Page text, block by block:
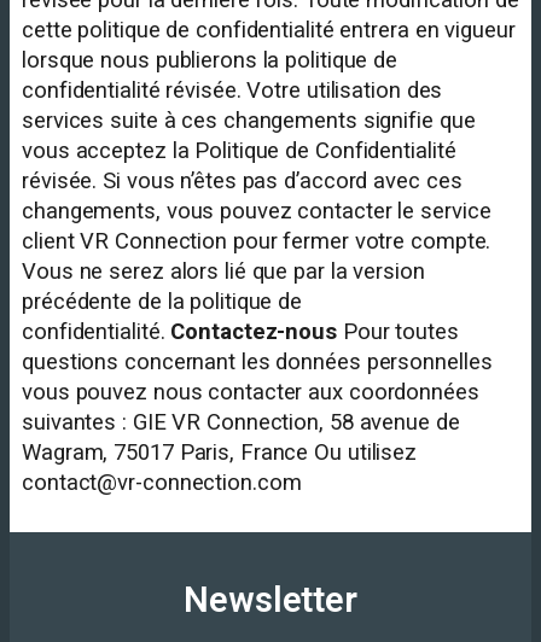
cette politique de confidentialité entrera en vigueur
lorsque nous publierons la politique de
confidentialité révisée. Votre utilisation des
services suite à ces changements signifie que
vous acceptez la Politique de Confidentialité
révisée. Si vous n’êtes pas d’accord avec ces
changements, vous pouvez contacter le service
client VR Connection pour fermer votre compte.
Vous ne serez alors lié que par la version
précédente de la politique de
confidentialité. Contactez-nousPour toutes
questions concernant les données personnelles
vous pouvez nous contacter aux coordonnées
suivantes : GIE VR Connection, 58 avenue de
Wagram, 75017 Paris, France Ou utilisez
contact@vr-connection.com
Newsletter